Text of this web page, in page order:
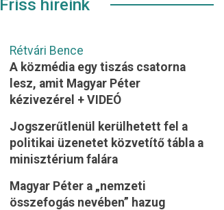
Friss híreink
Rétvári Bence
A közmédia egy tiszás csatorna
lesz, amit Magyar Péter
kézivezérel + VIDEÓ
Jogszerűtlenül kerülhetett fel a
politikai üzenetet közvetítő tábla a
minisztérium falára
Magyar Péter a „nemzeti
összefogás nevében” hazug